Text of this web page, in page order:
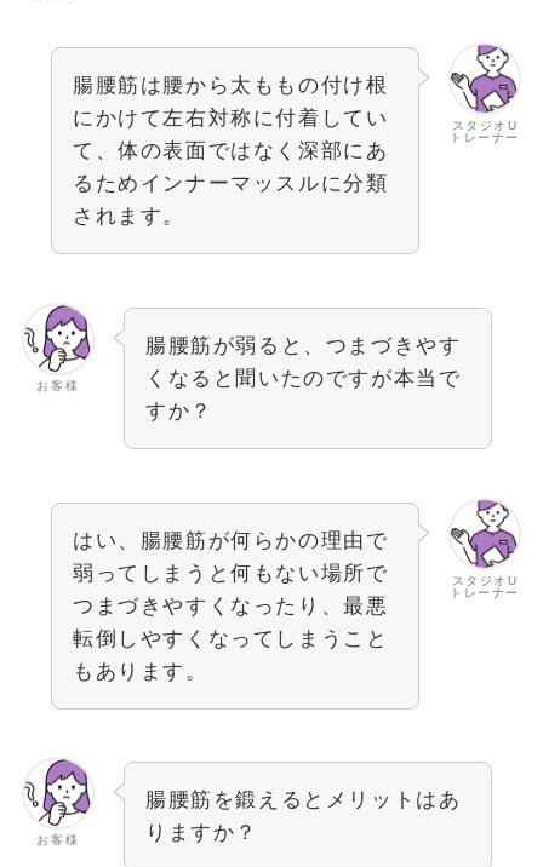
スタジオU
トレーナー
腸腰筋は腰から太ももの付け根
にかけて左右対称に付着してい
て、体の表面ではなく深部にあ
るためインナーマッスルに分類
されます。
お客様
腸腰筋が弱ると、つまづきやす
くなると聞いたのですが本当で
すか？
スタジオU
トレーナー
はい、腸腰筋が何らかの理由で
弱ってしまうと何もない場所で
つまづきやすくなったり、最悪
転倒しやすくなってしまうこと
もあります。
お客様
腸腰筋を鍛えるとメリットはあ
りますか？